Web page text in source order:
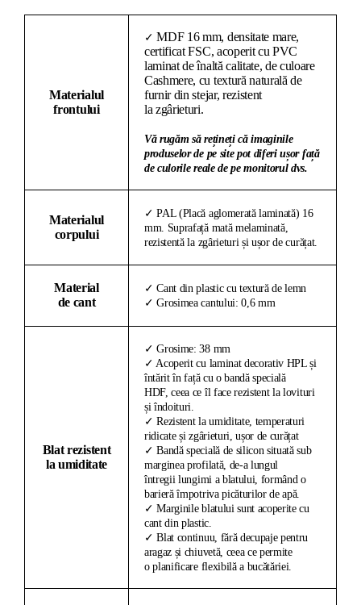
Materialul
frontului
✓MDF 16 mm, densitate mare,
certificat FSC, acoperit cu PVC
laminat de înaltă calitate, de culoare
Cashmere, cu textură naturală de
furnir din stejar, rezistent
la zgârieturi.
Vă rugăm să rețineți că imaginile
produselor de pe site pot diferi ușor față
de culorile reale de pe monitorul dvs.
Materialul
corpului
✓ PAL (Placă aglomerată laminată) 16
mm. Suprafață mată melaminată,
rezistentă la zgârieturi și ușor de curățat.
Material
de cant
✓ Cant din plastic cu textură de lemn
✓ Grosimea cantului: 0,6 mm
Blat rezistent
la umiditate
✓ Grosime: 38 mm
✓ Acoperit cu laminat decorativ HPL și
întărit în față cu o bandă specială
HDF, ceea ce îl face rezistent la lovituri
și îndoituri.
✓ Rezistent la umiditate, temperaturi
ridicate și zgârieturi, ușor de curățat
✓ Bandă specială de silicon situată sub
marginea profilată, de-a lungul
întregii lungimi a blatului, formând o
barieră împotriva picăturilor de apă.
✓ Marginile blatului sunt acoperite cu
cant din plastic.
✓ Blat continuu, fără decupaje pentru
aragaz și chiuvetă, ceea ce permite
o planificare flexibilă a bucătăriei.